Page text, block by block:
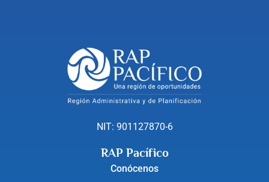
NIT: 901127870-6
RAP Pacífico
Conócenos